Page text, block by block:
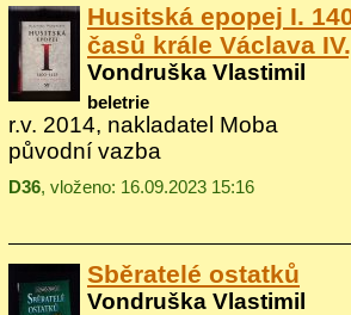
Husitská epopej I.
časů krále Václava
Vondruška Vlastimil
beletrie
r.v. 2014, nakladatel Moba
původní vazba
D36, vloženo: 16.09.2023 15:16
Sběratelé ostatků
Vondruška Vlastimil